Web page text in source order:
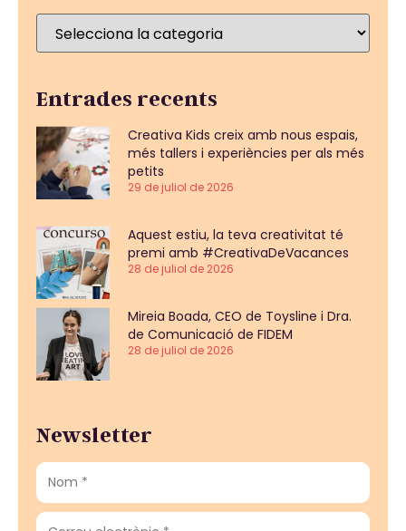
Entrades recents
Creativa Kids creix amb nous espais,
més tallers i experiències per als més
petits
29 de juliol de 2026
Aquest estiu, la teva creativitat té
premi amb #CreativaDeVacances
28 de juliol de 2026
Mireia Boada, CEO de Toysline i Dra.
de Comunicació de FIDEM
28 de juliol de 2026
Newsletter